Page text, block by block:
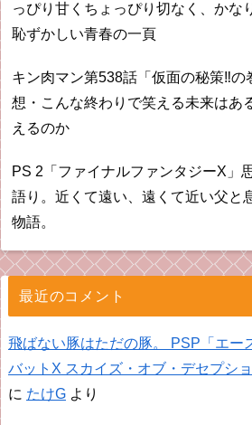
っぴり甘くちょっぴり切なく、かな
恥ずかしい青春の一頁
キン肉マン第538話「仮面の秘策‼︎の
想・こんな終わりで笑える未来はあ
えるのか
PS 2「ファイナルファンタジーX」
語り。近くて遠い、遠くて近い父と
物語。
最近のコメント
飛ばない豚はただの豚。 PSP「エー
バットX スカイズ・オブ・デセプショ
に たけG より